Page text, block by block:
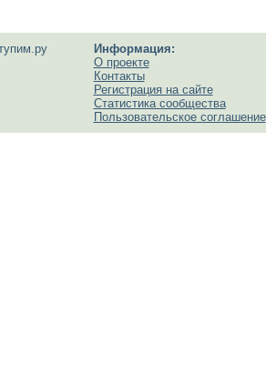
Информация:
О проекте
Контакты
Регистрация на сайте
Статистика сообщества
Пользовательское соглашение